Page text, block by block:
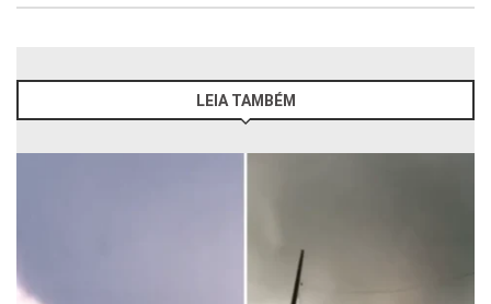
LEIA TAMBÉM